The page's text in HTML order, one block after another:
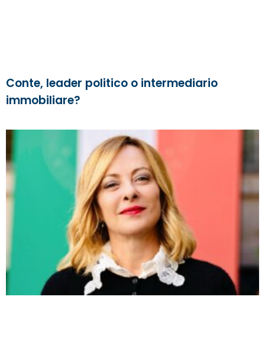
Conte, leader politico o intermediario
immobiliare?